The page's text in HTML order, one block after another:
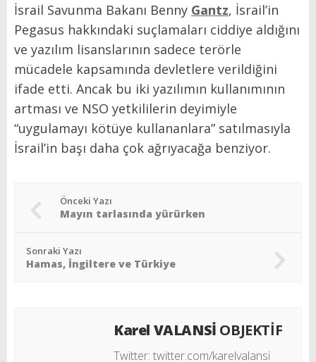
İsrail Savunma Bakanı Benny Gantz, İsrail’in
Pegasus hakkındaki suçlamaları ciddiye aldığını
ve yazılım lisanslarının sadece terörle
mücadele kapsamında devletlere verildiğini
ifade etti. Ancak bu iki yazılımın kullanımının
artması ve NSO yetkililerin deyimiyle
“uygulamayı kötüye kullananlara” satılmasıyla
İsrail’in başı daha çok ağrıyacağa benziyor.
Önceki Yazı
Mayın tarlasında yürürken
Sonraki Yazı
Hamas, İngiltere ve Türkiye
Karel VALANSİ OBJEKTİF
Twitter: twitter.com/karelvalansi